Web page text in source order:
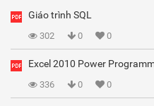
Giáo trình SQL
302 0 0
Excel 2010 Power
336 0 0